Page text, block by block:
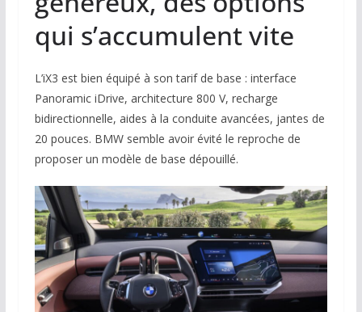
qui s’accumulent vite
L’iX3 est bien équipé à son tarif de base : interface
Panoramic iDrive, architecture 800 V, recharge
bidirectionnelle, aides à la conduite avancées, jantes de
20 pouces. BMW semble avoir évité le reproche de
proposer un modèle de base dépouillé.